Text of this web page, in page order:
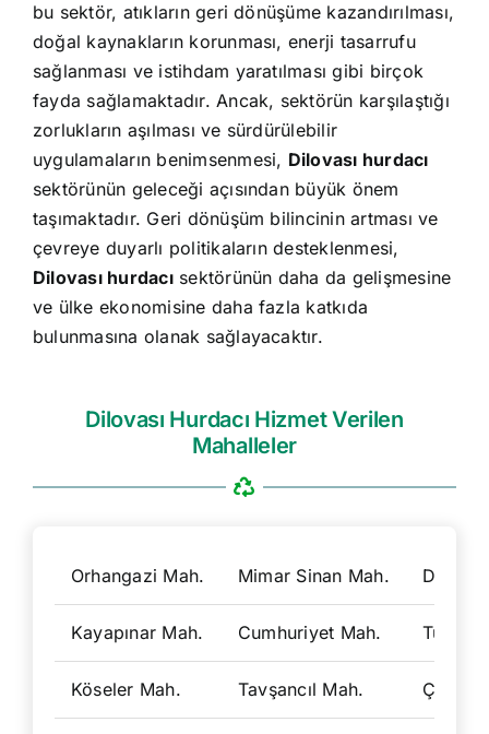
bu sektör, atıkların geri dönüşüme kazandırılması,
doğal kaynakların korunması, enerji tasarrufu
sağlanması ve istihdam yaratılması gibi birçok
fayda sağlamaktadır. Ancak, sektörün karşılaştığı
zorlukların aşılması ve sürdürülebilir
uygulamaların benimsenmesi, Dilovası hurdacı
sektörünün geleceği açısından büyük önem
taşımaktadır. Geri dönüşüm bilincinin artması ve
çevreye duyarlı politikaların desteklenmesi,
Dilovası hurdacısektörünün daha da gelişmesine
ve ülke ekonomisine daha fazla katkıda
bulunmasına olanak sağlayacaktır.
Dilovası Hurdacı Hizmet Verilen
Mahalleler
Orhangazi Mah. Mimar Sinan Mah.
Kayapınar Mah. Cumhuriyet Mah. Turgut
Köseler Mah. Tavşancıl Mah.